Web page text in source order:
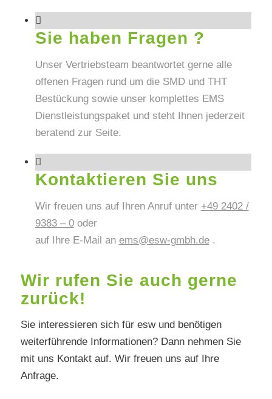
Sie haben Fragen ?
Unser Vertriebsteam beantwortet gerne alle
offenen Fragen rund um die SMD und THT
Bestückung sowie unser komplettes EMS
Dienstleistungspaket und steht Ihnen jederzeit
beratend zur Seite.
Kontaktieren Sie uns
Wir freuen uns auf Ihren Anruf unter +49 2402 /
9383 – 0oder
auf Ihre E-Mail an ems@esw-gmbh.de.
Wir rufen Sie auch gerne
zurück!
Sie interessieren sich für esw und benötigen
weiterführende Informationen? Dann nehmen Sie
mit uns Kontakt auf. Wir freuen uns auf Ihre
Anfrage.